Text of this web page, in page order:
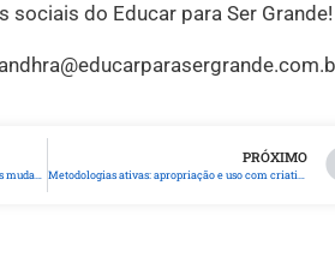
sociais do Educar para Ser Grande!
PRÓXIMO